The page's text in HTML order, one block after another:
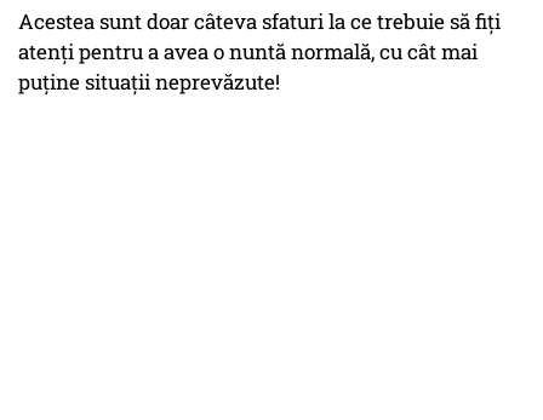
Acestea sunt doar câteva sfaturi la ce trebuie să fiți
atenți pentru a avea o nuntă normală, cu cât mai
puține situații neprevăzute!